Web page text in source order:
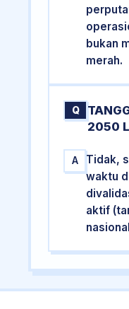
bukan
merah.
Q
2050
A
Tidak,
waktu
aktif